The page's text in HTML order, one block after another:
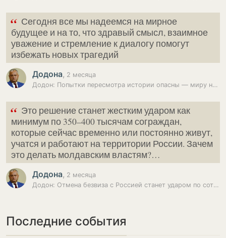
“ Сегодня все мы надеемся на мирное
будущее и на то, что здравый смысл, взаимное
уважение и стремление к диалогу помогут
избежать новых трагедий
Додона, 2 месяца
Додон: Попытки пересмотра истории опасны — миру нужен диалог
“ Это решение станет жестким ударом как
минимум по 350–400 тысячам сограждан,
которые сейчас временно или постоянно живут,
учатся и работают на территории России. Зачем
это делать молдавским властям?…
Додона, 2 месяца
Додон: Отмена безвиза с Россией станет ударом по сотням тысяч граждан…
Последние события